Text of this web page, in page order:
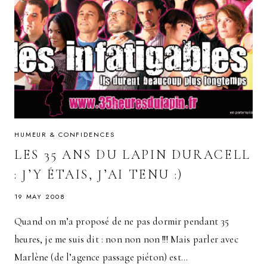
HUMEUR & CONFIDENCES
LES 35 ANS DU LAPIN DURACELL
: J’Y ÉTAIS, J’AI TENU :)
19 MAY 2008
Quand on m’a proposé de ne pas dormir pendant 35
heures, je me suis dit : non non non !!! Mais parler avec
Marlène (de l’agence passage piéton) est…